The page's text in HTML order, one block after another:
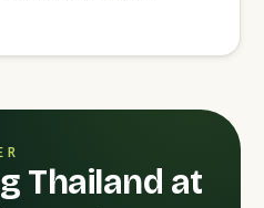
Thailand at